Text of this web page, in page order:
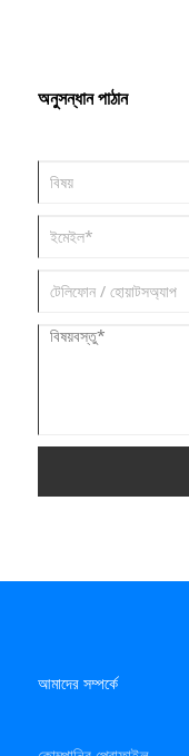
অনুসন্ধান পাঠান
আমাদের সম্পর্কে